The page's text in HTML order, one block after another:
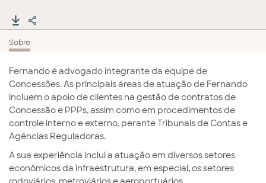
Sobre
Fernando é advogado integrante da equipe de
Concessões. As principais áreas de atuação de Fernando
incluem o apoio de clientes na gestão de contratos de
Concessão e PPPs, assim como em procedimentos de
controle interno e externo, perante Tribunais de Contas e
Agências Reguladoras.
A sua experiência inclui a atuação em diversos setores
econômicos da infraestrutura, em especial, os setores